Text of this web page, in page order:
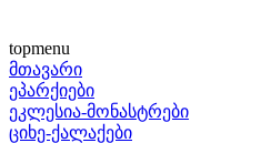
topmenu
მთავარი
ეპარქიები
ეკლესია-მონასტრები
ციხე-ქალაქები